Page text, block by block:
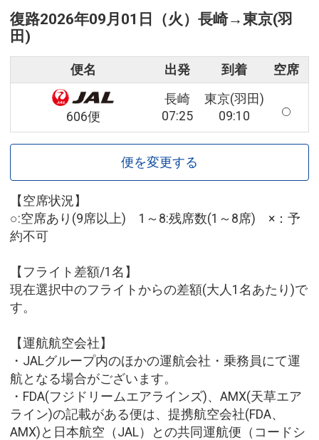
復路2026年09月01日（火） 長崎→東京(羽
田)
便名 出発 到着 空席
606便
長崎
07:25
東京(羽田)
09:10
便を変更する
【空席状況】
○:空席あり(9席以上) 1～8:残席数(1～8席) ×：予
約不可
【フライト差額/1名】
現在選択中のフライトからの差額(大人1名あたり)で
す。
【運航航空会社】
・JALグループ内のほかの運航会社・乗務員にて運
航となる場合がございます。
・FDA(フジドリームエアラインズ)、AMX(天草エア
ライン)の記載がある便は、提携航空会社(FDA、
AMX)と日本航空（JAL）との共同運航便（コードシ